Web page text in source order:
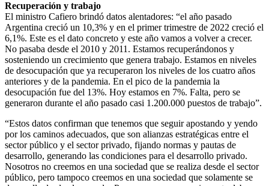
Recuperación y trabajo
El ministro Cafiero brindó datos alentadores: “el año pasado
Argentina creció un 10,3% y en el primer trimestre de 2022 creció el
6,1%. Este es el dato concreto y este año vamos a volver a crecer.
No pasaba desde el 2010 y 2011. Estamos recuperándonos y
sosteniendo un crecimiento que genera trabajo. Estamos en niveles
de desocupación que ya recuperaron los niveles de los cuatro años
anteriores y de la pandemia. En el pico de la pandemia la
desocupación fue del 13%. Hoy estamos en 7%. Falta, pero se
generaron durante el año pasado casi 1.200.000 puestos de trabajo”.
“Estos datos confirman que tenemos que seguir apostando y yendo
por los caminos adecuados, que son alianzas estratégicas entre el
sector público y el sector privado, fijando normas y pautas de
desarrollo, generando las condiciones para el desarrollo privado.
Nosotros no creemos en una sociedad que se realiza desde el sector
público, pero tampoco creemos en una sociedad que solamente se